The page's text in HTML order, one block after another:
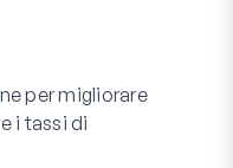
per migliorare
i tassi di